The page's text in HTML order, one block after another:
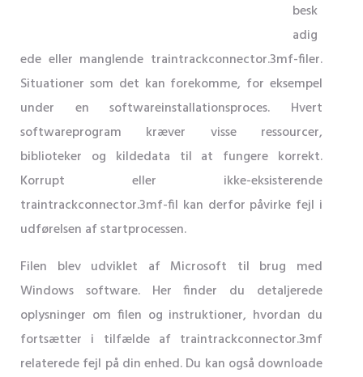
besk
adig
ede eller manglende traintrackconnector.3mf-filer.
Situationer som det kan forekomme, for eksempel
under en softwareinstallationsproces. Hvert
softwareprogram kræver visse ressourcer,
biblioteker og kildedata til at fungere korrekt.
Korrupt eller ikke-eksisterende
traintrackconnector.3mf-fil kan derfor påvirke fejl i
udførelsen af ​​startprocessen.
Filen blev udviklet af Microsoft til brug med
Windows software. Her finder du detaljerede
oplysninger om filen og instruktioner, hvordan du
fortsætter i tilfælde af traintrackconnector.3mf
relaterede fejl på din enhed. Du kan også downloade